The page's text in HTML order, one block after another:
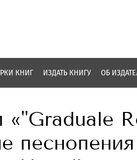
КНИГ ИЗДАТЬ КНИГУ ОБ
«"Graduale